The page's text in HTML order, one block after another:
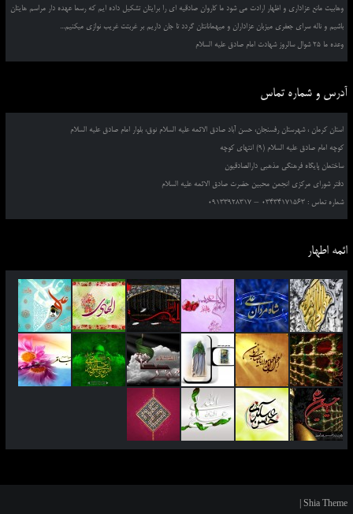
وهابیت مانع عزاداری و اظهار ارادت می شود ما کاروان صادقیه ای را برایتان تشکیل داده ایم که رسما عهده دار مراسم هایتان
باشیم و ناله سرای جعفری میزبان عزاداران و میهمانانتان گردد تا جان داریم بر غربتت غریب نوازی میکنیم...
وعده ما 25 شوال سالروز شهادت امام صادق علیه السلام
آدرس و شماره تماس
استان کرمان ، شهرستان رفسنجان، حسن آباد صادق الائمه علیه السلام نوق، بلوار امام صادق علیه السلام
کوچه امام صادق علیه السلام (9) انتهای کوچه
ساختمان پایگاه فرهنگی مذهبی دارالصادقیون
دفتر شورای مرکزی انجمن محبین حضرت صادق الائمه علیه السلام
شماره تماس : 03434171563 – 09133928317
ائمه اطهار
Shia Theme
|